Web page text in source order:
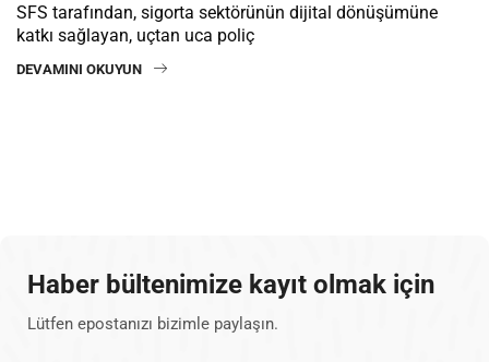
SFS tarafından, sigorta sektörünün dijital dönüşümüne
katkı sağlayan, uçtan uca poliç
DEVAMINI OKUYUN
Haber bültenimize kayıt olmak için
Lütfen epostanızı bizimle paylaşın.